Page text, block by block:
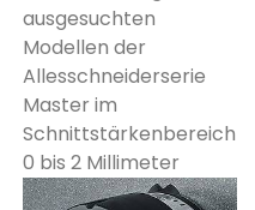
ausgesuchten
Modellen der
Allesschneiderserie
Master im
Schnittstärkenbereich
0 bis 2 Millimeter